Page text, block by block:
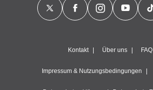
Kontakt Über uns FAQ
Impressum & Nutzungsbedingungen